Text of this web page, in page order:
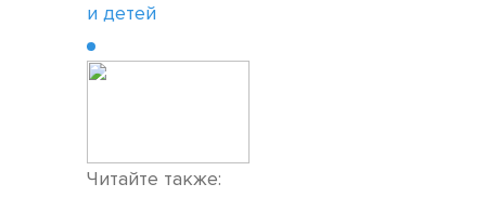
и детей
Читайте также: